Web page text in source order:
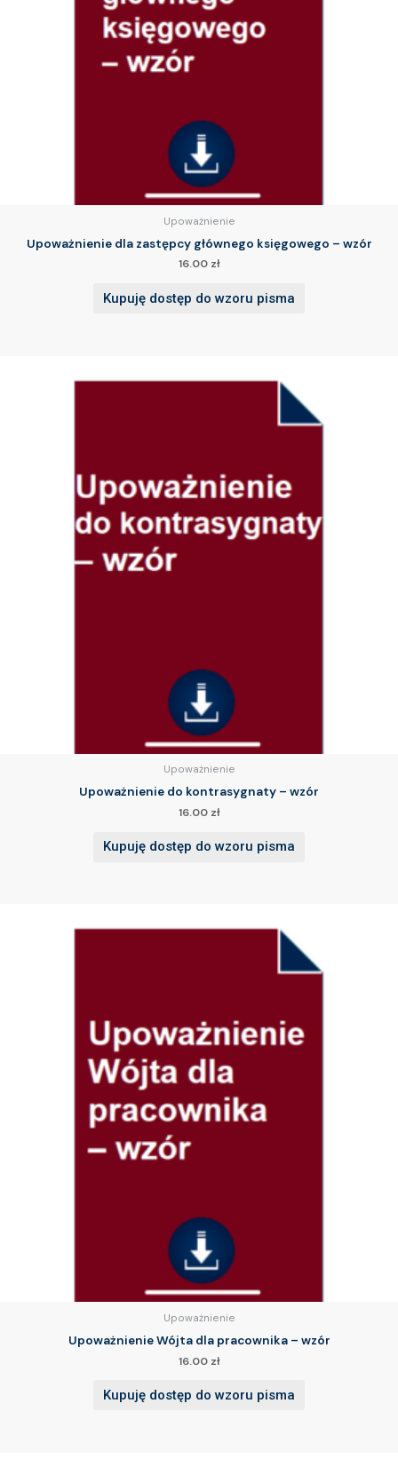
Upoważnienie
Upoważnienie dla zastępcy głównego księgowego – wzór
16.00 zł
Kupuję dostęp do wzoru pisma
Upoważnienie
Upoważnienie do kontrasygnaty – wzór
16.00 zł
Kupuję dostęp do wzoru pisma
Upoważnienie
Upoważnienie Wójta dla pracownika – wzór
16.00 zł
Kupuję dostęp do wzoru pisma